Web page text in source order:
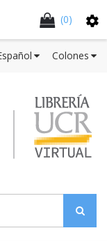
(0)
Colones